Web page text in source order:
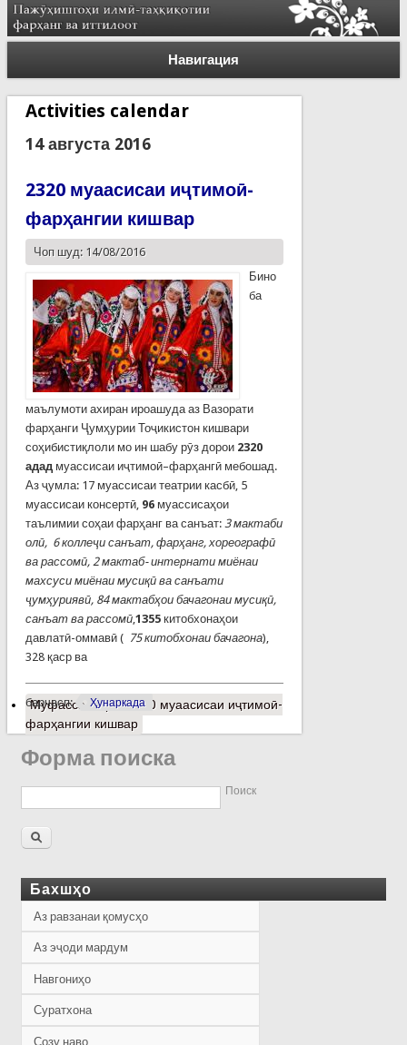
Навигация
Activities calendar
14 августа 2016
2320 муаасисаи иҷтимоӣ-
фарҳангии кишвар
Чоп шуд: 14/08/2016
Бино
ба
маълумоти ахиран ироашуда аз Вазорати
фарҳанги Ҷумҳурии Тоҷикистон кишвари
соҳибистиқлоли мо ин шабу рӯз дорои 2320
ададмуассисаи иҷтимоӣ–фарҳангӣ мебошад.
Аз ҷумла: 17 муассисаи театрии касбӣ, 5
муассисаи консертӣ, 96муассисаҳои
таълимии соҳаи фарҳанг ва санъат: 3 мактаби
олӣ, 6 коллеҷи санъат, фарҳанг, хореографӣ
ва рассомӣ, 2 мактаб- интернати миёнаи
махсуси миёнаи мусиқӣ ва санъати
ҷумҳуриявӣ, 84 мактабҳои бачагонаи мусиқӣ,
санъат ва рассомӣ, 1355китобхонаҳои
давлатӣ-оммавӣ ( 75 китобхонаи бачагона),
328 қаср ва
барчасп: Ҳунаркада
Муфассалтаро 2320 муаасисаи иҷтимоӣ-
фарҳангии кишвар
Форма поиска
Поиск
Бахшҳо
Аз равзанаи қомусҳо
Аз эҷоди мардум
Навгониҳо
Суратхона
Созу наво